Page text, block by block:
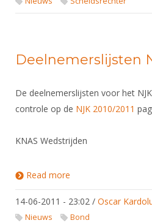
Deelnemerslijsten
De deelnemerslijsten voor het
controle op de NJK 2010/2011
KNAS Wedstrijden
Read more
14-06-2011 - 23:02 / Oscar
Nieuws Bond